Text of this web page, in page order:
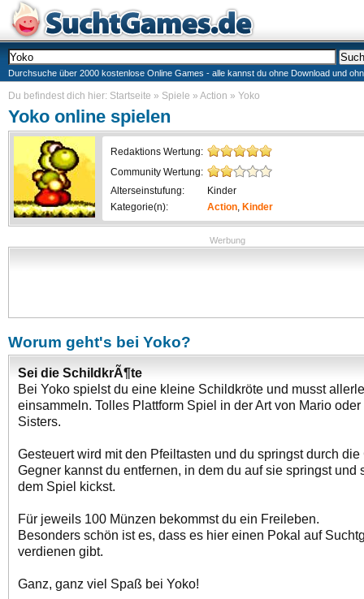
Durchsuche über 2000 kostenlose Online Games - alle kannst du ohne Download und
Du befindest dich hier: Startseite » Spiele » Action » Yoko
Yoko online spielen
Redaktions Wertung:
Community Wertung:
Alterseinstufung:
Kinder
Kategorie(n):
Action, Kinder
Werbung
Worum geht's bei Yoko?
Sei die SchildkrÃ¶te
Bei Yoko spielst du eine kleine Schildkröte und musst
einsammeln. Tolles Plattform Spiel in der Art von Mario
Sisters.
Gesteuert wird mit den Pfeiltasten und du springst durch
Gegner kannst du entfernen, in dem du auf sie springst und
dem Spiel kickst.
Für jeweils 100 Münzen bekommst du ein Freileben.
Besonders schön ist es, dass es hier einen Pokal auf
verdienen gibt.
Ganz, ganz viel Spaß bei Yoko!